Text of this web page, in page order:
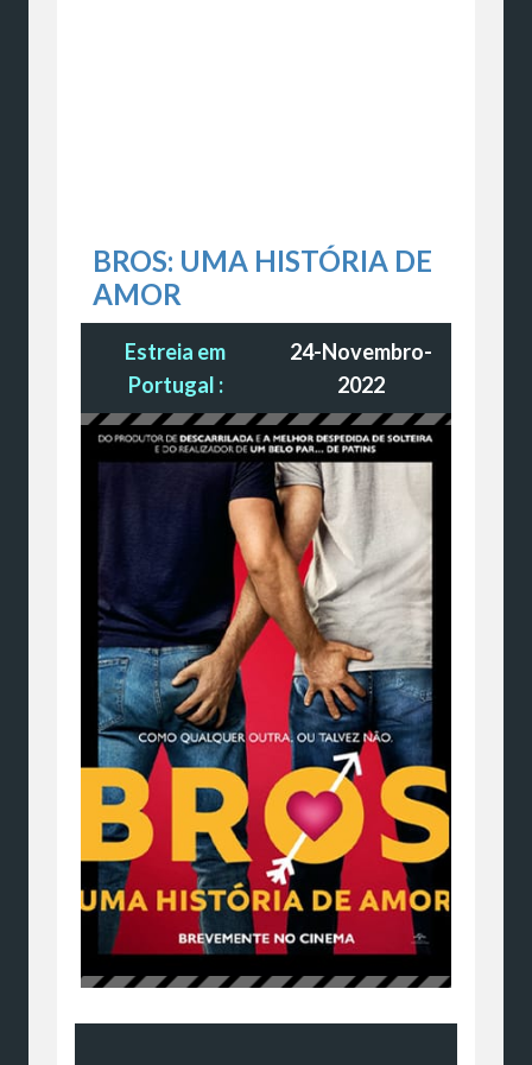
BROS: UMA HISTÓRIA DE
AMOR
Estreia em
Portugal :
24-Novembro-
2022